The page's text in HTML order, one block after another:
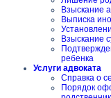
Взыскание
Выписка
Взыскание
ребенка
Услуги адвоката
Справка о
Порядок